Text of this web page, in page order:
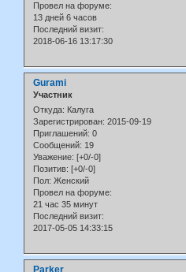
Провел на форуме:
13 дней 6 часов
Последний визит:
2018-06-16 13:17:30
Gurami
Участник
Откуда: Калуга
Зарегистрирован: 2015-09-19
Приглашений: 0
Сообщений: 19
Уважение: [+0/-0]
Позитив: [+0/-0]
Пол: Женский
Провел на форуме:
21 час 35 минут
Последний визит:
2017-05-05 14:33:15